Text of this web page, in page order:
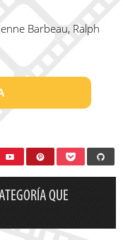
Barbeau, Ralph
QUE